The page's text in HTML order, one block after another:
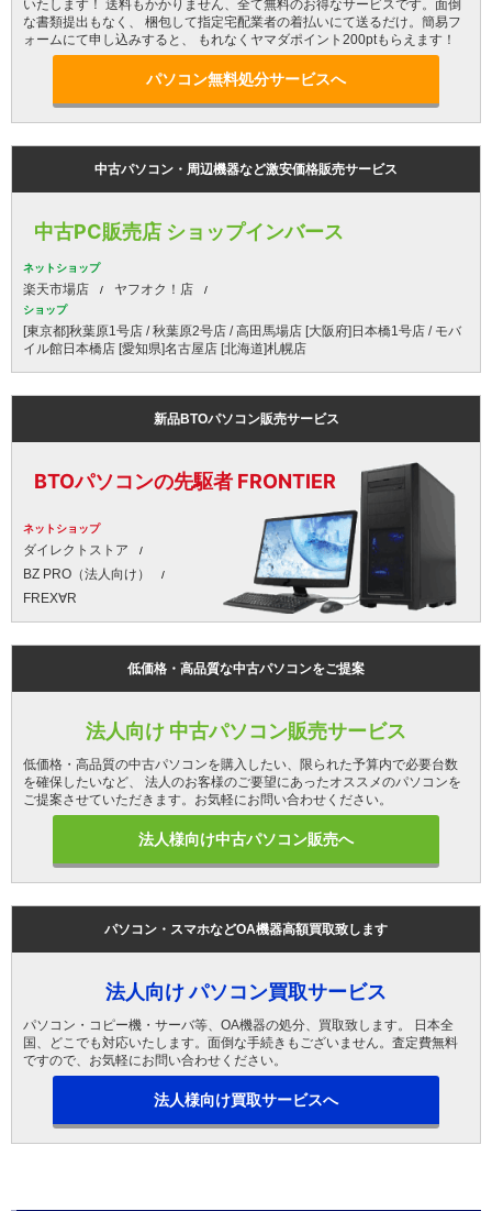
いたします！ 送料もかかりません、全て無料のお得なサービスです。面倒
な書類提出もなく、 梱包して指定宅配業者の着払いにて送るだけ。簡易フ
ォームにて申し込みすると、 もれなくヤマダポイント200ptもらえます！
パソコン無料処分サービスへ
中古パソコン・周辺機器など激安価格販売サービス
中古PC販売店 ショップインバース
ネットショップ
楽天市場店 ヤフオク！店
ショップ
[東京都]秋葉原1号店 / 秋葉原2号店 / 高田馬場店 [大阪府]日本橋1号店 / モバ
イル館日本橋店 [愛知県]名古屋店 [北海道]札幌店
新品BTOパソコン販売サービス
BTOパソコンの先駆者 FRONTIER
ネットショップ
ダイレクトストア
BZ PRO（法人向け）
FREX∀R
低価格・高品質な中古パソコンをご提案
法人向け 中古パソコン販売サービス
低価格・高品質の中古パソコンを購入したい、限られた予算内で必要台数
を確保したいなど、 法人のお客様のご要望にあったオススメのパソコンを
ご提案させていただきます。お気軽にお問い合わせください。
法人様向け中古パソコン販売へ
パソコン・スマホなどOA機器高額買取致します
法人向け パソコン買取サービス
パソコン・コピー機・サーバ等、OA機器の処分、買取致します。 日本全
国、どこでも対応いたします。面倒な手続きもございません。査定費無料
ですので、お気軽にお問い合わせください。
法人様向け買取サービスへ